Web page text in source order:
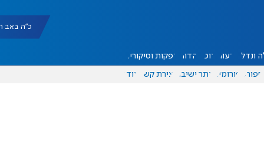
כ"ה באב תשפ"ו
ונדל"ן דעות אוכל יהדות הפקות וסיקורים
ספורט פורומים אתר ישיבה יצירת קשר עוד